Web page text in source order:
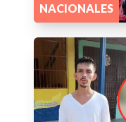
NACIONALES